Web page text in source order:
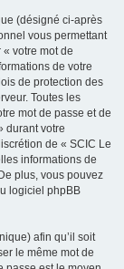
(désigné ci-après
vous permettant
votre mot de
de votre
de protection des
Toutes les
mot de passe et de
durant votre
de « SCIC Le
informations de
plus, vous pouvez
logiciel phpBB
afin qu’il soit
le même mot de